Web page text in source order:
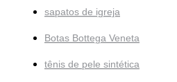
sapatos de igreja
Botas Bottega Veneta
tênis de pele sintética